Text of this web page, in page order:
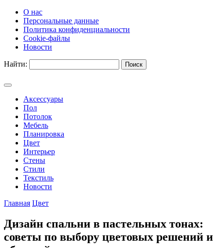
О нас
Персональные данные
Политика конфиденциальности
Cookie-файлы
Новости
Найти:
Аксессуары
Пол
Потолок
Мебель
Планировка
Цвет
Интерьер
Стены
Стили
Текстиль
Новости
Главная Цвет
Дизайн спальни в пастельных тонах:
советы по выбору цветовых решений и